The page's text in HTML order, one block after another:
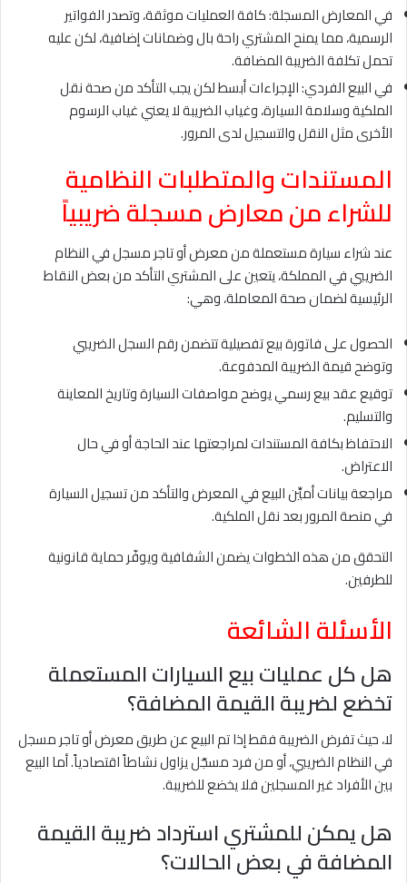
في المعارض المسجلة: كافة العمليات موثقة، وتصدر الفواتير
الرسمية، مما يمنح المشتري راحة بال وضمانات إضافية، لكن عليه
تحمل تكلفة الضريبة المضافة.
في البيع الفردي: الإجراءات أبسط لكن يجب التأكد من صحة نقل
الملكية وسلامة السيارة، وغياب الضريبة لا يعني غياب الرسوم
الأخرى مثل النقل والتسجيل لدى المرور.
المستندات والمتطلبات النظامية
للشراء من معارض مسجلة ضريبياً
عند شراء سيارة مستعملة من معرض أو تاجر مسجل في النظام
الضريبي في المملكة، يتعين على المشتري التأكد من بعض النقاط
الرئيسية لضمان صحة المعاملة، وهي:
الحصول على فاتورة بيع تفصيلية تتضمن رقم السجل الضريبي
وتوضح قيمة الضريبة المدفوعة.
توقيع عقد بيع رسمي يوضح مواصفات السيارة وتاريخ المعاينة
والتسليم.
الاحتفاظ بكافة المستندات لمراجعتها عند الحاجة أو في حال
الاعتراض.
مراجعة بيانات أميِّن البيع في المعرض والتأكد من تسجيل السيارة
في منصة المرور بعد نقل الملكية.
التحقق من هذه الخطوات يضمن الشفافية ويوفّر حماية قانونية
للطرفين.
الأسئلة الشائعة
هل كل عمليات بيع السيارات المستعملة
تخضع لضريبة القيمة المضافة؟
لا، حيث تفرض الضريبة فقط إذا تم البيع عن طريق معرض أو تاجر مسجل
في النظام الضريبي، أو من فرد مسجّل يزاول نشاطاً اقتصادياً. أما البيع
بين الأفراد غير المسجلين فلا يخضع للضريبة.
هل يمكن للمشتري استرداد ضريبة القيمة
المضافة في بعض الحالات؟